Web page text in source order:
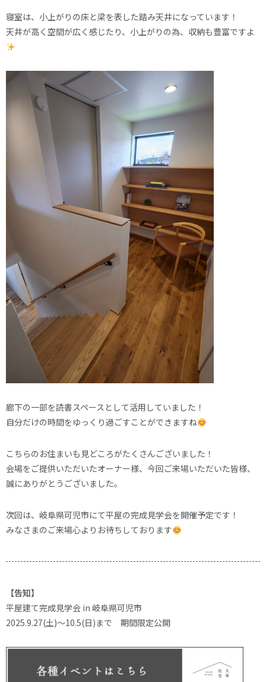
寝室は、小上がりの床と梁を表した踏み天井になっています！
天井が高く空間が広く感じたり、小上がりの為、収納も豊富ですよ
廊下の一部を読書スペースとして活用していました！
自分だけの時間をゆっくり過ごすことができますね
こちらのお住まいも見どころがたくさんございました！
会場をご提供いただいたオーナー様、今回ご来場いただいた皆様、
誠にありがとうございました。
次回は、岐阜県可児市にて平屋の完成見学会を開催予定です！
みなさまのご来場心よりお待ちしております
【告知】
平屋建て完成見学会 in 岐阜県可児市
2025.9.27(土)～10.5(日)まで 期間限定公開